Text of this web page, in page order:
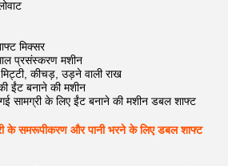
मिक्सर
प्रसंस्करण मशीन
मिट्टी, कीचड़, उड़ने वाली राख
ईंट बनाने की मशीन
सामग्री के लिए ईंट बनाने की मशीन डबल शाफ्ट
के समरूपीकरण और पानी भरने के लिए डबल शाफ्ट